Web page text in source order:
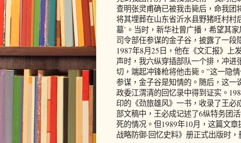
查明张灵甫确已被我击毙后，命我团
将其埋葬在山东省沂水县野猪旺村村
墓’。当时，新华社曾广播，希望其
司令部任参谋的金子谷，披露了一段
1987年8月25日，他在《文汇报》上
声时，我六纵穿插部队一个排，冲
切，端起冲锋枪将他击毙。”这一隐
参谋，金子谷是知情的。随后，这一
政委江渭清的回忆录中得到证实。
印的《劲旅雄风》一书，收录了王
部文稿中，王必成记述了6纵特务团
死的情况。但1989年10月，这篇文
战略防御·回忆史料》册正式出版时